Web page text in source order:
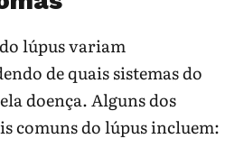
lúpus variam
de quais sistemas do
doença. Alguns dos
comuns do lúpus incluem: